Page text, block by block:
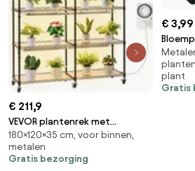
€ 211,9
VEVOR plantenrek met
groeilamp, 6-laags plantenrek
met dubbele rij voor
kamerplanten, wielen en timer,
180×120×35 cm, voor binnen,
metalen
Gratis bezorging
€ 3,99
plant
Gratis